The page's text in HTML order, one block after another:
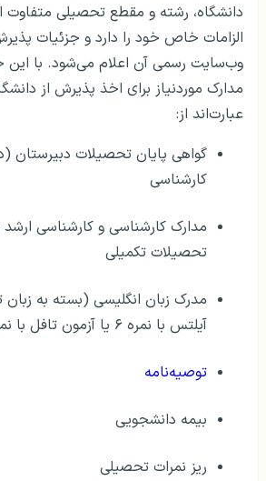
دانشگاه، رشته و مقطع تحصیلی
الزامات خاص خود را دارد و جزئیات
وب‌سایت رسمی آن اعلام می‌شود. با این
مدارک موردنیاز برای اخذ پذیرش از
عبارت‌اند از:
گواهی پایان تحصیلات دبیرستان
کارشناسی
مدارک کارشناسی و کارشناسی
تحصیلات تکمیلی
مدرک زبان انگلیسی (بسته به
آیلتس با نمره ۶ یا آزمون تافل با نمره ۷۰)
توصیه‌نامه
بیمه دانشجویی
ریز نمرات تحصیلی